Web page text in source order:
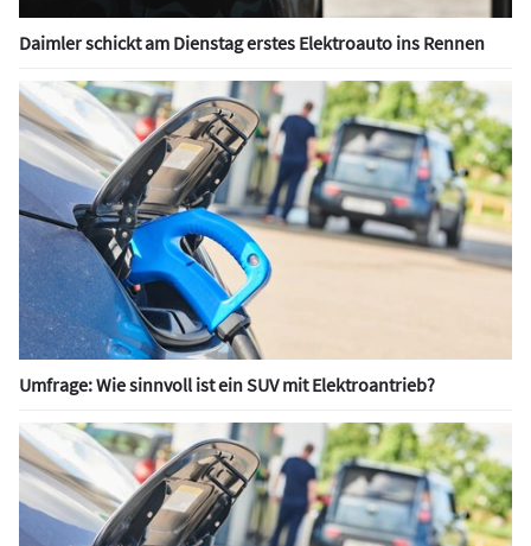
Daimler schickt am Dienstag erstes Elektroauto ins Rennen
Umfrage: Wie sinnvoll ist ein SUV mit Elektroantrieb?